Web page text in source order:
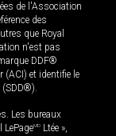
de l'Association
des
que Royal
n'est pas
DDF®
(ACI) et identifie le
(SDD®).
Les bureaux
MD Ltée »,